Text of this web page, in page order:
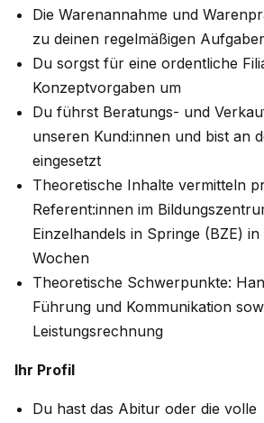
Die Warenannahme und
zu deinen regelmäßigen
Du sorgst für eine ordentliche
Konzeptvorgaben um
Du führst Beratungs- und
unseren Kund:innen und bist an
eingesetzt
Theoretische Inhalte vermitteln
Referent:innen im
Einzelhandels in Springe (BZE)
Wochen
Theoretische Schwerpunkte:
Führung und Kommunikation
Leistungsrechnung
Ihr Profil
Du hast das Abitur oder die volle